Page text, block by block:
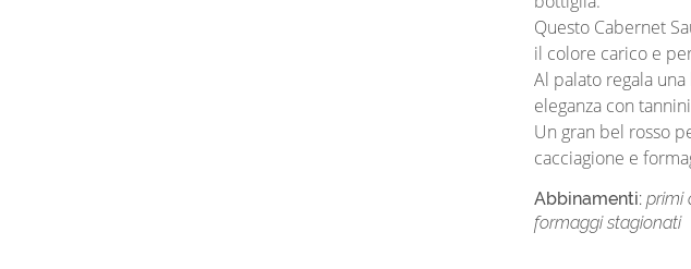
Questo Cabernet
il colore carico e
Al palato regala
eleganza con
Un gran bel rosso
cacciagione e
Abbinamenti: primi
formaggi stagionati